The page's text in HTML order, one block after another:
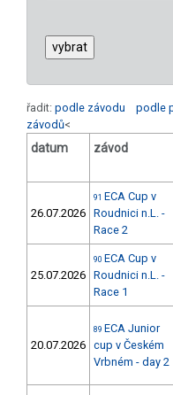
řadit: podle závodu podle
závodů<
datum závod
26.07.2026
91 ECA Cup v
Roudnici n.L. -
Race 2
25.07.2026
90 ECA Cup v
Roudnici n.L. -
Race 1
20.07.2026
89 ECA Junior
cup v Českém
Vrbném - day 2